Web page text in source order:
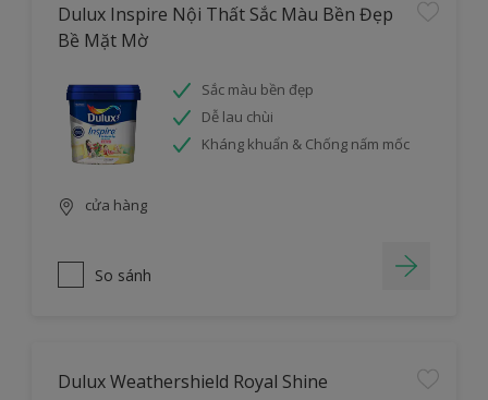
Dulux Inspire Nội Thất Sắc Màu Bền Đẹp
Bề Mặt Mờ
Sắc màu bền đẹp
Dễ lau chùi
Kháng khuẩn & Chống nấm mốc
cửa hàng
So sánh
Dulux Weathershield Royal Shine